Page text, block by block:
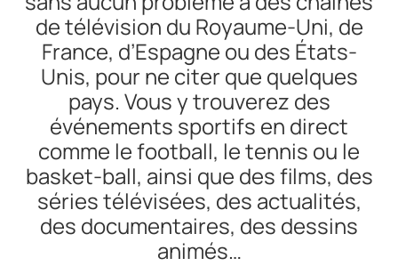
de télévision du Royaume-Uni, de
France, d’Espagne ou des États-
Unis, pour ne citer que quelques
pays. Vous y trouverez des
événements sportifs en direct
comme le football, le tennis ou le
basket-ball, ainsi que des films, des
séries télévisées, des actualités,
des documentaires, des dessins
animés…